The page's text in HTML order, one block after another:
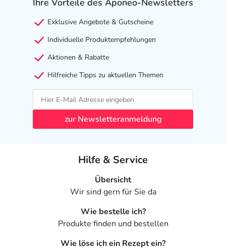
Ihre Vorteile des Aponeo-Newsletters
Exklusive Angebote & Gutscheine
Individuelle Produktempfehlungen
Aktionen & Rabatte
Hilfreiche Tipps zu aktuellen Themen
zur Newsletteranmeldung
Hilfe & Service
Übersicht
Wir sind gern für Sie da
Wie bestelle ich?
Produkte finden und bestellen
Wie löse ich ein Rezept ein?